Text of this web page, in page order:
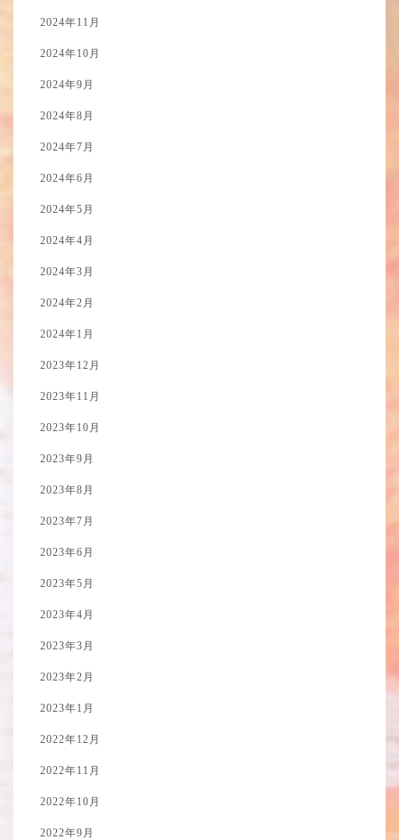
2024年11月
2024年10月
2024年9月
2024年8月
2024年7月
2024年6月
2024年5月
2024年4月
2024年3月
2024年2月
2024年1月
2023年12月
2023年11月
2023年10月
2023年9月
2023年8月
2023年7月
2023年6月
2023年5月
2023年4月
2023年3月
2023年2月
2023年1月
2022年12月
2022年11月
2022年10月
2022年9月